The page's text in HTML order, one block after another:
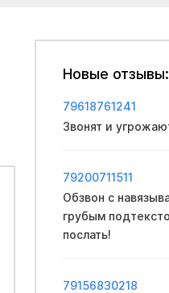
Новые отзывы:
79618761241
Звонят и
79200711511
Обзвон с
грубым
послать!
79156830218